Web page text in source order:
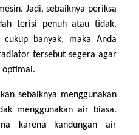
Jadi, sebaiknya periksa
terisi penuh atau tidak.
banyak, maka Anda
tersebut segera agar
optimal.
sebaiknya menggunakan
menggunakan air biasa.
karena kandungan air